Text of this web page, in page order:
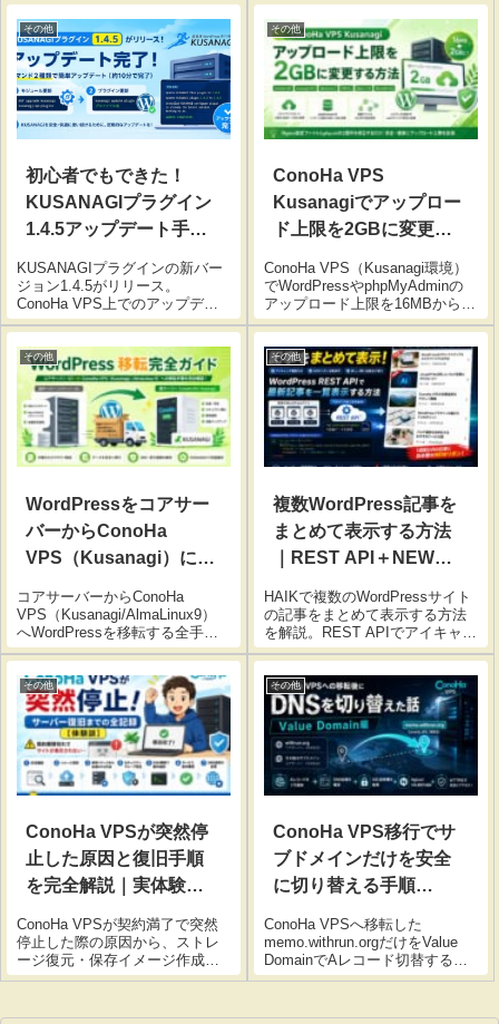
まで完全まとめ。
専用コマンドまで初心者にもわ
かりやすく解説。
その他
初心者でもできた！
KUSANAGIプラグイン
1.4.5アップデート手順
KUSANAGIプラグインの新バー
ジョン1.4.5がリリース。
ConoHa VPS上でのアップデー
ト手順をコマンドコピペで解
update pluginの2ステップで10分
以内に完了。初心者でも安心の
丁寧な手順付き。
その他
ConoHa VPS
Kusanagiでアップロー
ド上限を2GBに変更す
ConoHa VPS（Kusanagi環境）
でWordPressやphpMyAdminの
アップロード上限を16MBから
2GBへ引き上げる方法を解説。
コマンドによる安全な編集手
順、再起動方法まで完全ガイ
ド。
その他
WordPressをコアサー
バーからConoHa
VPS（Kusanagi）に移
【トラブル解決まと
め】
コアサーバーからConoHa
VPS（Kusanagi/AlmaLinux9）
へWordPressを移転する全手順
を解説。パーミッション設定・
まで、実際に発生したトラブル
と解決方法も合わせてまとめて
います。
その他
複数WordPress記事を
まとめて表示する方法
｜REST API＋NEWリ
HAIKで複数のWordPressサイト
の記事をまとめて表示する方法
を解説。REST APIでアイキャッ
チ画像を取得し、NEWリボン付
ド付きで初心者でも簡単に導入
できます。
その他
ConoHa VPSが突然停
止した原因と復旧手順
を完全解説｜実体験レ
ConoHa VPSが契約満了で突然
停止した際の原因から、ストレ
ージ復元・保存イメージ作成・
新規VPS構築・DNS変更までの
その他
ConoHa VPS移行でサ
ブドメインだけを安全
に切り替える手順
ConoHa VPSへ移転した
memo.withrun.orgだけをValue
DomainでAレコード切替する手
順を解説。DNS確認、certbotで